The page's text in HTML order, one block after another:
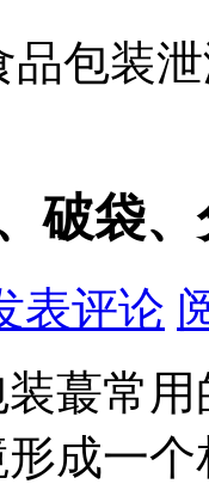
品包装
破袋
表评论
蕞常
成一